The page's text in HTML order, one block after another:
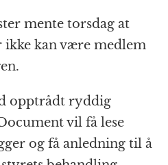
mente torsdag at
kan være medlem
opptrådt ryddig
vil få lese
og få anledning til å